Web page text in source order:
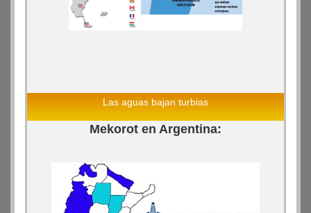
Las aguas bajan turbias
Mekorot en Argentina: